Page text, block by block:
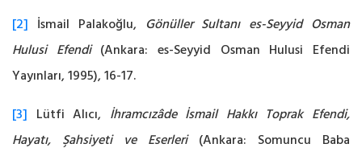
[2] İsmail Palakoğlu,
Gönüller Sultanı es-Seyyid Osman
Hulusi Efendi(Ankara: es-Seyyid Osman Hulusi Efendi
Yayınları, 1995), 16-17.
[3] Lütfi Alıcı, İhramcızâde İsmail Hakkı Toprak Efendi,
Hayatı, Şahsiyeti ve Eserleri(Ankara: Somuncu Baba